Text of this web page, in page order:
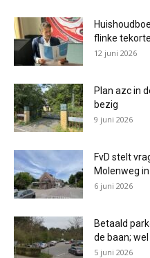
flinke
12 juni 2026
Plan azc in
bezig
9 juni 2026
FvD stelt
Molenweg
6 juni 2026
Betaald
de baan; wel
5 juni 2026